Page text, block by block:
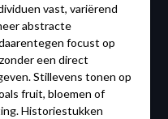
vast, variërend
abstracte
focust op
een direct
Stillevens tonen op
fruit, bloemen of
Historiestukken